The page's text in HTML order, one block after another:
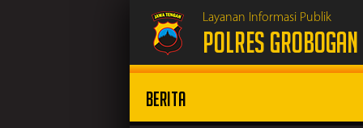
Layanan Informasi Publik
POLRES GROBOGAN
Berita